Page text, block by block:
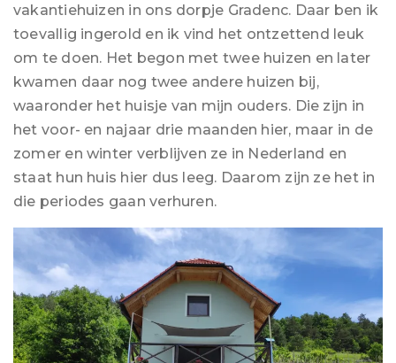
vakantiehuizen in ons dorpje Gradenc. Daar ben ik
toevallig ingerold en ik vind het ontzettend leuk
om te doen. Het begon met twee huizen en later
kwamen daar nog twee andere huizen bij,
waaronder het huisje van mijn ouders. Die zijn in
het voor- en najaar drie maanden hier, maar in de
zomer en winter verblijven ze in Nederland en
staat hun huis hier dus leeg. Daarom zijn ze het in
die periodes gaan verhuren.